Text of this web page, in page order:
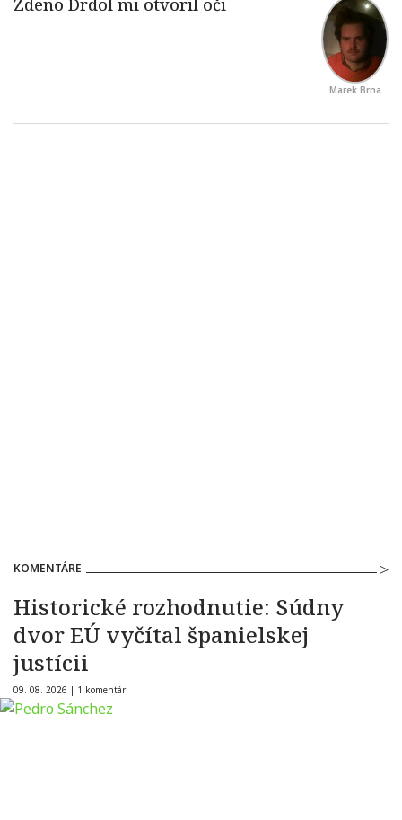
Marek Brna
KOMENTÁRE
Historické rozhodnutie: Súdny
dvor EÚ vyčítal španielskej
justícii
09. 08. 2026 | 1 komentár